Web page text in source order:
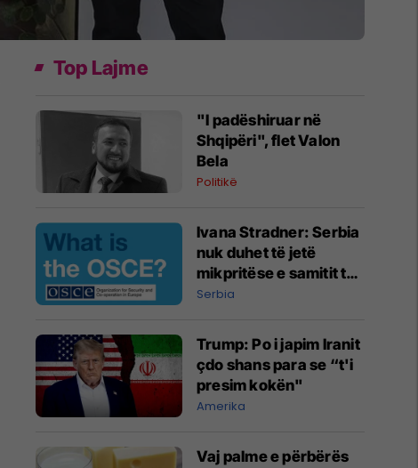
Top Lajme
"I padëshiruar në
Shqipëri", flet Valon
Bela
Politikë
Ivana Stradner: Serbia
nuk duhet të jetë
mikpritëse e samitit të
ardhshëm të OSBE-së
Serbia
Trump: Po i japim Iranit
çdo shans para se “t'i
presim kokën"
Amerika
Vaj palme e përbërës